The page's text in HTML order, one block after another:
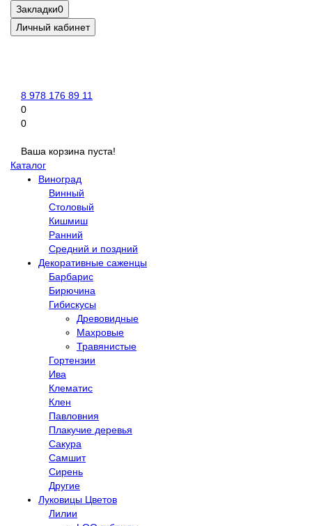
Закладки0
Личный кабинет
8 978 176 89 11
0
0
Ваша корзина пуста!
Каталог
Виноград
Винный
Столовый
Кишмиш
Ранний
Средний и поздний
Декоративные саженцы
Барбарис
Бирючина
Гибискусы
Древовидные
Махровые
Травянистые
Гортензии
Ива
Клематис
Клен
Павловния
Плакучие деревья
Сакура
Самшит
Сирень
Другие
Луковицы Цветов
Лилии